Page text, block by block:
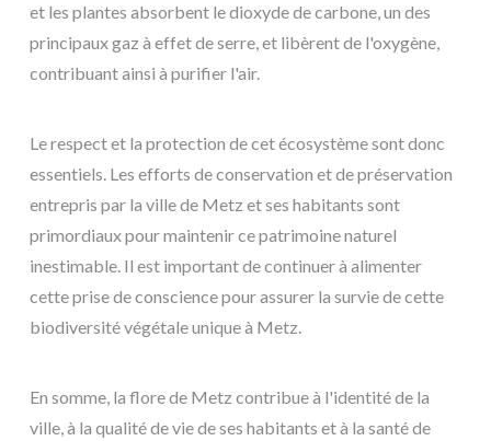
et les plantes absorbent le dioxyde de carbone, un des
principaux gaz à effet de serre, et libèrent de l'oxygène,
contribuant ainsi à purifier l'air.
Le respect et la protection de cet écosystème sont donc
essentiels. Les efforts de conservation et de préservation
entrepris par la ville de Metz et ses habitants sont
primordiaux pour maintenir ce patrimoine naturel
inestimable. Il est important de continuer à alimenter
cette prise de conscience pour assurer la survie de cette
biodiversité végétale unique à Metz.
En somme, la flore de Metz contribue à l'identité de la
ville, à la qualité de vie de ses habitants et à la santé de